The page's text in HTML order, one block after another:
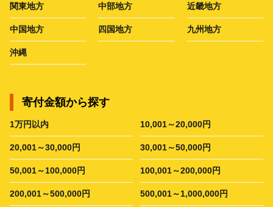
関東地方 中部地方 近畿地方
中国地方 四国地方 九州地方
沖縄
寄付金額から探す
1万円以内 10,001～20,000円
20,001～30,000円 30,001～50,000円
50,001～100,000円 100,001～200,000円
200,001～500,000円 500,001～1,000,000円